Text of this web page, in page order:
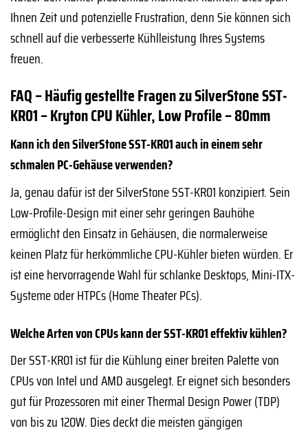
Ihnen Zeit und potenzielle Frustration, denn Sie können sich
schnell auf die verbesserte Kühlleistung Ihres Systems
freuen.
FAQ – Häufig gestellte Fragen zu SilverStone SST-
KR01 – Kryton CPU Kühler, Low Profile – 80mm
Kann ich den SilverStone SST-KR01 auch in einem sehr
schmalen PC-Gehäuse verwenden?
Ja, genau dafür ist der SilverStone SST-KR01 konzipiert. Sein
Low-Profile-Design mit einer sehr geringen Bauhöhe
ermöglicht den Einsatz in Gehäusen, die normalerweise
keinen Platz für herkömmliche CPU-Kühler bieten würden. Er
ist eine hervorragende Wahl für schlanke Desktops, Mini-ITX-
Systeme oder HTPCs (Home Theater PCs).
Welche Arten von CPUs kann der SST-KR01 effektiv kühlen?
Der SST-KR01 ist für die Kühlung einer breiten Palette von
CPUs von Intel und AMD ausgelegt. Er eignet sich besonders
gut für Prozessoren mit einer Thermal Design Power (TDP)
von bis zu 120W. Dies deckt die meisten gängigen